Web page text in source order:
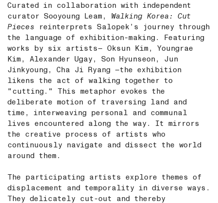
Curated in collaboration with independent
curator Sooyoung Leam, Walking Korea: Cut
Pieces reinterprets Salopek’s journey through
the language of exhibition-making. Featuring
works by six artists— Oksun Kim, Youngrae
Kim, Alexander Ugay, Son Hyunseon, Jun
Jinkyoung, Cha Ji Ryang —the exhibition
likens the act of walking together to
"cutting." This metaphor evokes the
deliberate motion of traversing land and
time, interweaving personal and communal
lives encountered along the way. It mirrors
the creative process of artists who
continuously navigate and dissect the world
around them.
The participating artists explore themes of
displacement and temporality in diverse ways.
They delicately cut-out and thereby